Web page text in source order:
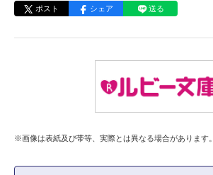
ポスト シェア 送る
※画像は表紙及び帯等、実際とは異なる場合があります。